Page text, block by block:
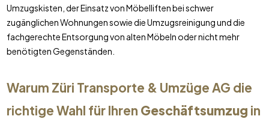
Umzugskisten, der Einsatz von Möbelliften bei schwer
zugänglichen Wohnungen sowie die Umzugsreinigung und die
fachgerechte Entsorgung von alten Möbeln oder nicht mehr
benötigten Gegenständen.
Warum Züri Transporte & Umzüge AG die
richtige Wahl für Ihren Geschäftsumzug in